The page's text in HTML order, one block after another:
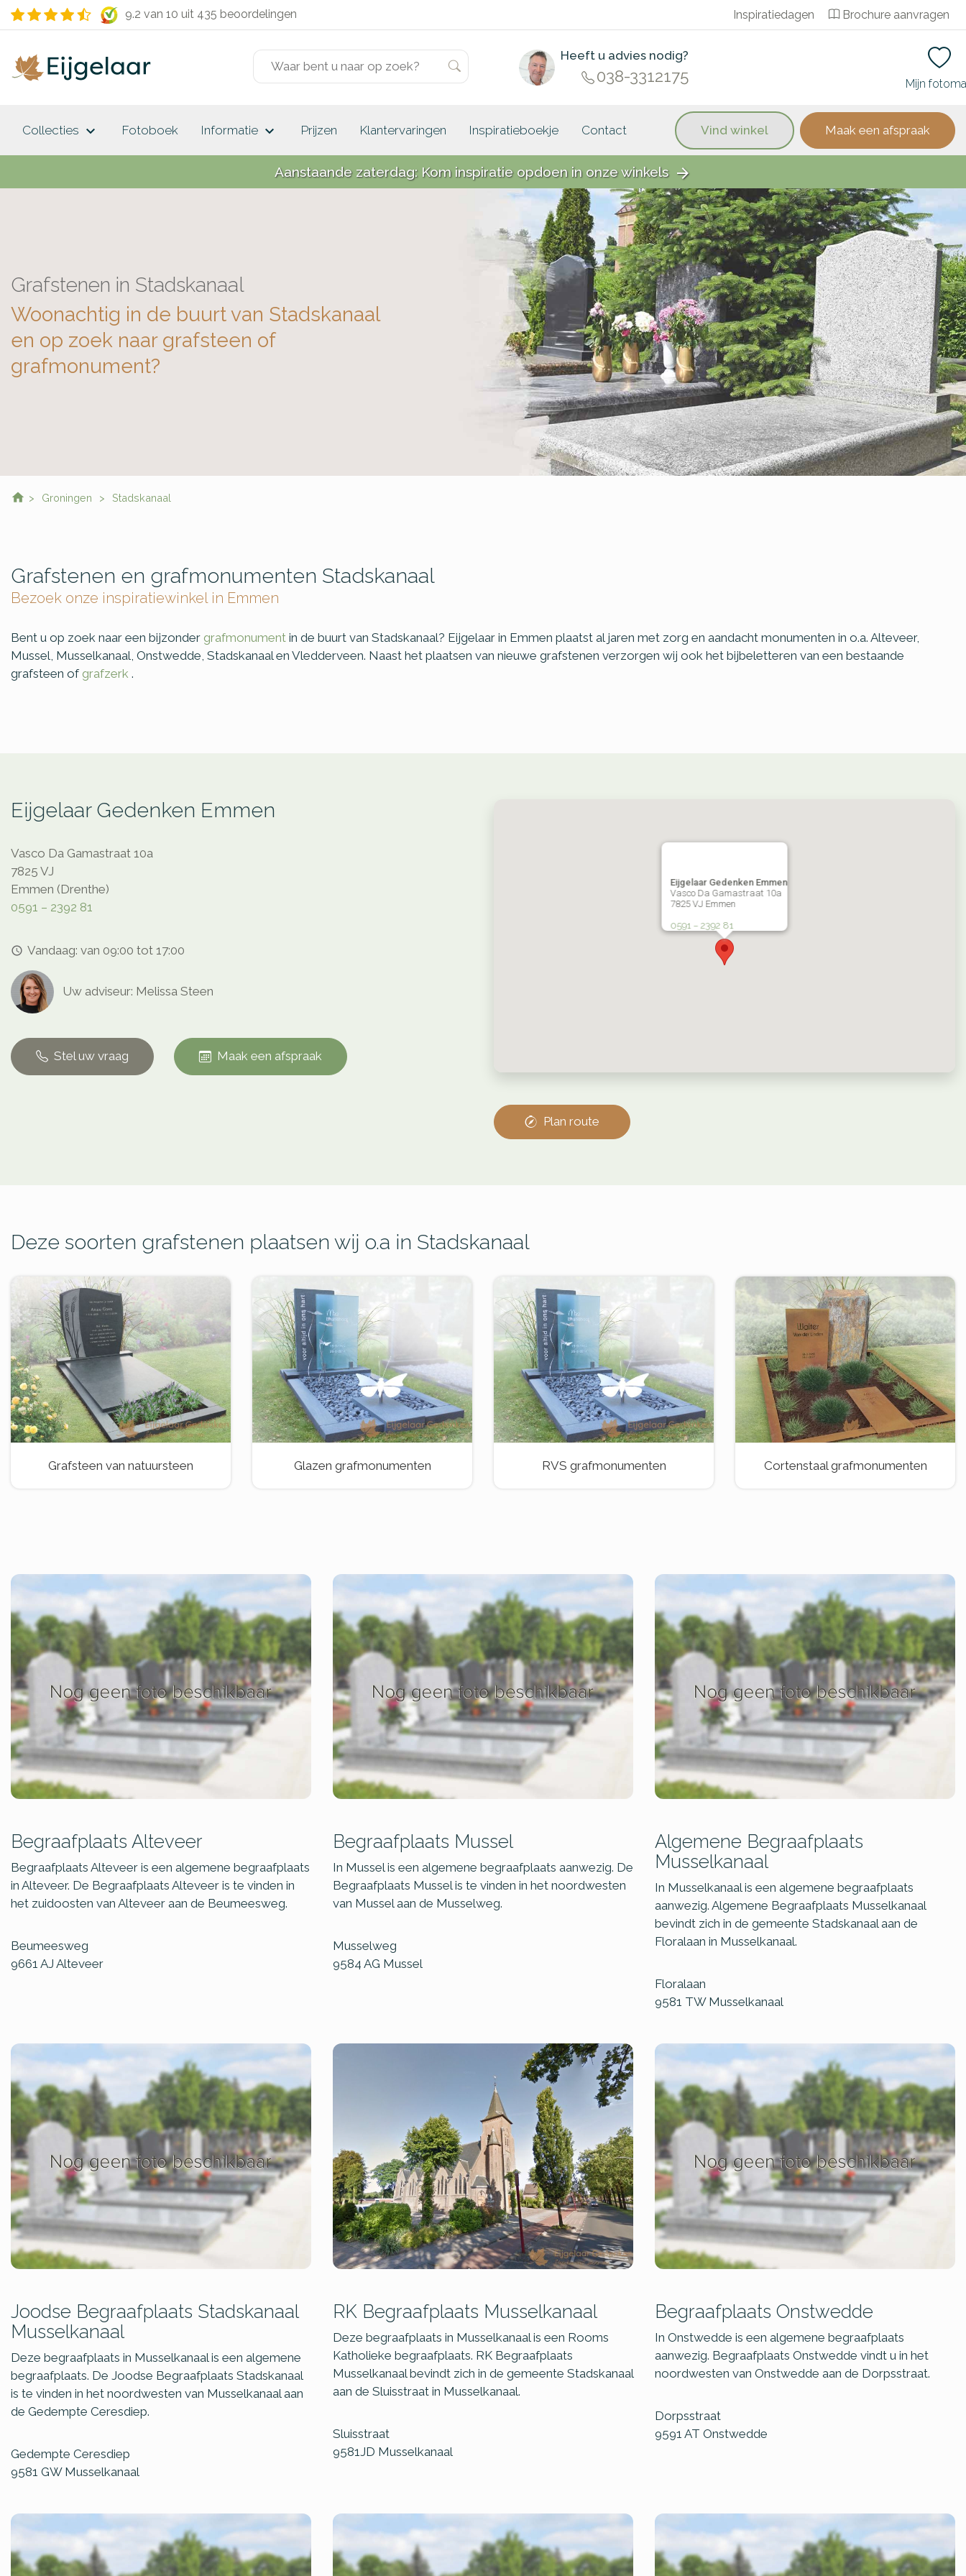
9.2 van 10 uit 435 beoordelingen Inspiratiedagen Brochure aanvragen
Heeft u advies nodig?
038-3312175 Mijn
Collecties keyboard_arrow_down Fotoboek Informatie keyboard_arrow_down Prijzen Klantervaringen Inspiratieboekje Contact Vind winkel Maak een afspraak
Aanstaande zaterdag: Kom inspiratie opdoen in onze winkels arrow_forward
Grafstenen in Stadskanaal
Woonachtig in de buurt van Stadskanaal
en op zoek naar grafsteen of
grafmonument?
Groningen Stadskanaal
Grafstenen en grafmonumenten Stadskanaal
Bezoek onze inspiratiewinkel in Emmen
Bent u op zoek naar een bijzonder grafmonument in de buurt van Stadskanaal? Eijgelaar in Emmen plaatst al jaren met zorg en aandacht monumenten in o.a. Alteveer,
Mussel, Musselkanaal, Onstwedde, Stadskanaal en Vledderveen. Naast het plaatsen van nieuwe grafstenen verzorgen wij ook het bijbeletteren van een bestaande
grafsteen of grafzerk .
Eijgelaar Gedenken Emmen
Vasco Da Gamastraat 10a
7825 VJ
Emmen (Drenthe)
0591 – 2392 81
access_time Vandaag: van 09:00 tot 17:00
Uw adviseur: Melissa Steen
Stel uw vraag Maak een afspraak
Eijgelaar Gedenken Emmen
Vasco Da Gamastraat 10a
7825 VJ Emmen
0591 – 2392 81
Plan route
Deze soorten grafstenen plaatsen wij o.a in Stadskanaal
Grafsteen van natuursteen Glazen grafmonumenten RVS grafmonumenten Cortenstaal grafmonumenten
Begraafplaats Alteveer
Begraafplaats Alteveer is een algemene begraafplaats
in Alteveer. De Begraafplaats Alteveer is te vinden in
het zuidoosten van Alteveer aan de Beumeesweg.
Beumeesweg
9661 AJ Alteveer
Begraafplaats Mussel
In Mussel is een algemene begraafplaats aanwezig. De
Begraafplaats Mussel is te vinden in het noordwesten
van Mussel aan de Musselweg.
Musselweg
9584 AG Mussel
Algemene Begraafplaats
Musselkanaal
In Musselkanaal is een algemene begraafplaats
aanwezig. Algemene Begraafplaats Musselkanaal
bevindt zich in de gemeente Stadskanaal aan de
Floralaan in Musselkanaal.
Floralaan
9581 TW Musselkanaal
Joodse Begraafplaats Stadskanaal
Musselkanaal
Deze begraafplaats in Musselkanaal is een algemene
begraafplaats. De Joodse Begraafplaats Stadskanaal
is te vinden in het noordwesten van Musselkanaal aan
de Gedempte Ceresdiep.
Gedempte Ceresdiep
9581 GW Musselkanaal
RK Begraafplaats Musselkanaal
Deze begraafplaats in Musselkanaal is een Rooms
Katholieke begraafplaats. RK Begraafplaats
Musselkanaal bevindt zich in de gemeente Stadskanaal
aan de Sluisstraat in Musselkanaal.
Sluisstraat
9581JD Musselkanaal
Begraafplaats Onstwedde
In Onstwedde is een algemene begraafplaats
aanwezig. Begraafplaats Onstwedde vindt u in het
noordwesten van Onstwedde aan de Dorpsstraat.
Dorpsstraat
9591 AT Onstwedde